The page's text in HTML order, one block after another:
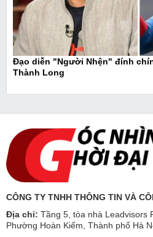
Đạo diễn "Người Nhện" đính
Thành Long
CÔNG TY TNHH THÔNG TIN VÀ
Địa chỉ: Tầng 5, tòa nhà Leadvisors
Phường Hoàn Kiếm, Thành phố Hà